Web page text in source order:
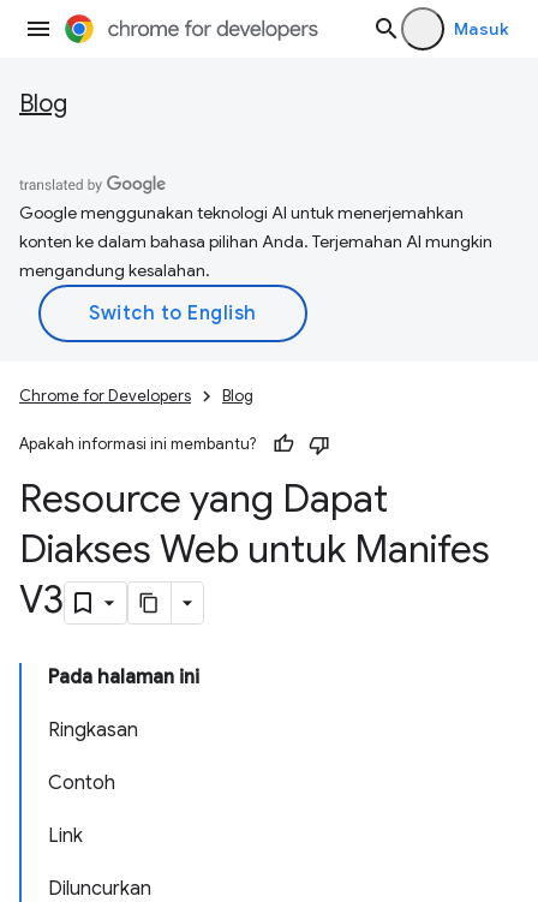
Masuk
Blog
Google menggunakan teknologi AI untuk menerjemahkan
konten ke dalam bahasa pilihan Anda. Terjemahan AI mungkin
mengandung kesalahan.
Chrome for Developers Blog
Apakah informasi ini membantu?
Resource yang Dapat
Diakses Web untuk Manifes
V3
Pada halaman ini
Ringkasan
Contoh
Link
Diluncurkan